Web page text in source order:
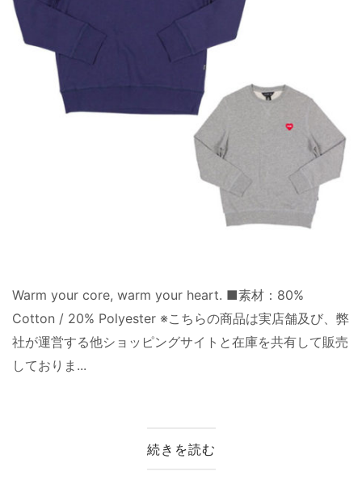
Warm your core, warm your heart. ■素材：80%
Cotton / 20% Polyester ※こちらの商品は実店舗及び、弊
社が運営する他ショッピングサイトと在庫を共有して販売
しておりま...
続きを読む